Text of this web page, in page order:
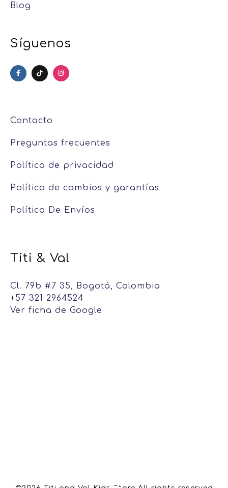
Blog
Síguenos
Contacto
Preguntas frecuentes
Política de privacidad
Política de cambios y garantías
Política De Envíos
Titi & Val
Cl. 79b #7 35, Bogotá, Colombia
+57 321 2964524
Ver ficha de Google